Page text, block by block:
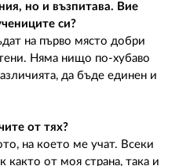
но и възпитава. Вие
си?
на първо място добри
Няма нищо по-хубаво
да бъде единен и
от тях?
на което ме учат. Всеки
както от моя страна, така и